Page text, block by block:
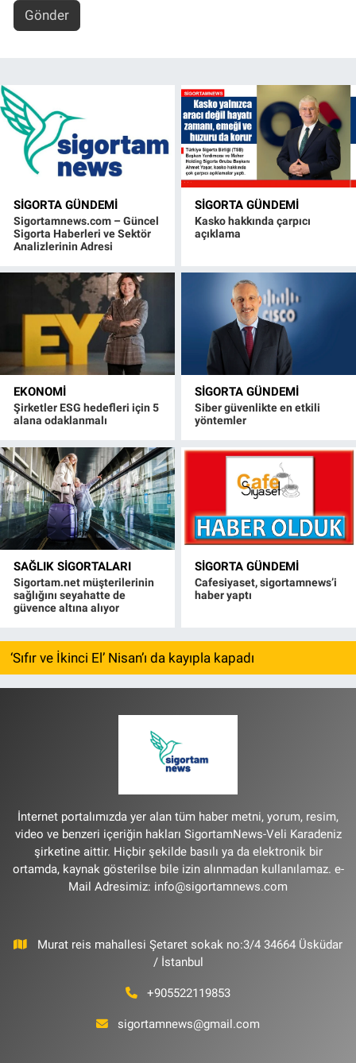
Gönder
SIGORTA GÜNDEMI
Sigortamnews.com – Güncel
Sigorta Haberleri ve Sektör
Analizlerinin Adresi
SIGORTA GÜNDEMI
Kasko hakkında çarpıcı
açıklama
EKONOMI
Şirketler ESG hedefleri için 5
alana odaklanmalı
SIGORTA GÜNDEMI
Siber güvenlikte en etkili
yöntemler
SAĞLIK SIGORTALARI
Sigortam.net müşterilerinin
sağlığını seyahatte de
güvence altına alıyor
SIGORTA GÜNDEMI
Cafesiyaset, sigortamnews’i
haber yaptı
‘Sıfır ve İkinci El’ Nisan’ı da kayıpla kapadı
İnternet portalımızda yer alan tüm haber metni, yorum, resim,
video ve benzeri içeriğin hakları SigortamNews-Veli Karadeniz
şirketine aittir. Hiçbir şekilde basılı ya da elektronik bir
ortamda, kaynak gösterilse bile izin alınmadan kullanılamaz. e-
Mail Adresimiz: info@sigortamnews.com
Murat reis mahallesi Şetaret sokak no:3/4 34664 Üsküdar
/ İstanbul
+905522119853
sigortamnews@gmail.com